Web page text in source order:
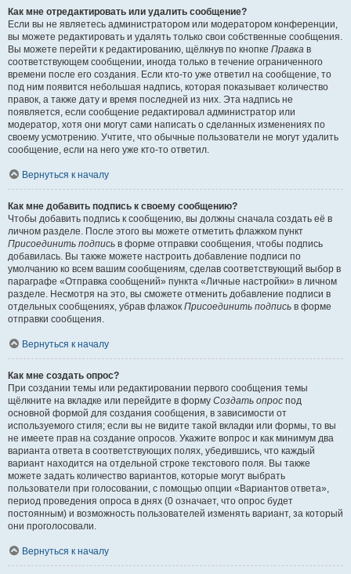
Как мне отредактировать или удалить сообщение?
Если вы не являетесь администратором или модератором конференции,
вы можете редактировать и удалять только свои собственные сообщения.
Вы можете перейти к редактированию, щёлкнув по кнопке Правка в
соответствующем сообщении, иногда только в течение ограниченного
времени после его создания. Если кто-то уже ответил на сообщение, то
под ним появится небольшая надпись, которая показывает количество
правок, а также дату и время последней из них. Эта надпись не
появляется, если сообщение редактировал администратор или
модератор, хотя они могут сами написать о сделанных изменениях по
своему усмотрению. Учтите, что обычные пользователи не могут удалить
сообщение, если на него уже кто-то ответил.
Вернуться к началу
Как мне добавить подпись к своему сообщению?
Чтобы добавить подпись к сообщению, вы должны сначала создать её в
личном разделе. После этого вы можете отметить флажком пункт
Присоединить подпись в форме отправки сообщения, чтобы подпись
добавилась. Вы также можете настроить добавление подписи по
умолчанию ко всем вашим сообщениям, сделав соответствующий выбор в
параграфе «Отправка сообщений» пункта «Личные настройки» в личном
разделе. Несмотря на это, вы сможете отменить добавление подписи в
отдельных сообщениях, убрав флажок Присоединить подпись в форме
отправки сообщения.
Вернуться к началу
Как мне создать опрос?
При создании темы или редактировании первого сообщения темы
щёлкните на вкладке или перейдите в форму Создать опрос под
основной формой для создания сообщения, в зависимости от
используемого стиля; если вы не видите такой вкладки или формы, то вы
не имеете прав на создание опросов. Укажите вопрос и как минимум два
варианта ответа в соответствующих полях, убедившись, что каждый
вариант находится на отдельной строке текстового поля. Вы также
можете задать количество вариантов, которые могут выбрать
пользователи при голосовании, с помощью опции «Вариантов ответа»,
период проведения опроса в днях (0 означает, что опрос будет
постоянным) и возможность пользователей изменять вариант, за который
они проголосовали.
Вернуться к началу